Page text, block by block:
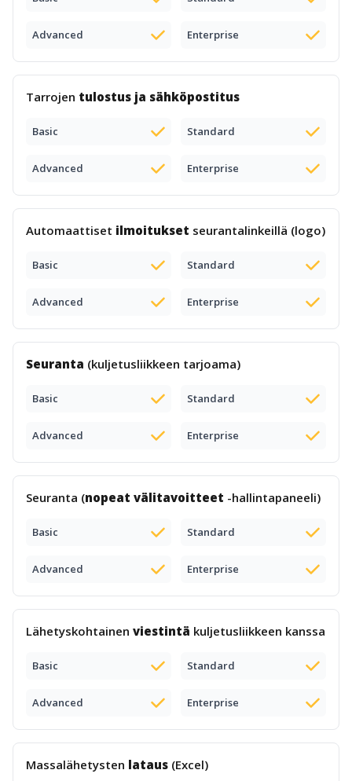
Advanced Enterprise
Tarrojen tulostus ja sähköpostitus
Basic Standard
Advanced Enterprise
Automaattiset ilmoitukset seurantalinkeillä (logo)
Basic Standard
Advanced Enterprise
Seuranta (kuljetusliikkeen tarjoama)
Basic Standard
Advanced Enterprise
Seuranta (nopeat välitavoitteet -hallintapaneeli)
Basic Standard
Advanced Enterprise
Lähetyskohtainen viestintä kuljetusliikkeen kanssa
Basic Standard
Advanced Enterprise
Massalähetysten lataus (Excel)